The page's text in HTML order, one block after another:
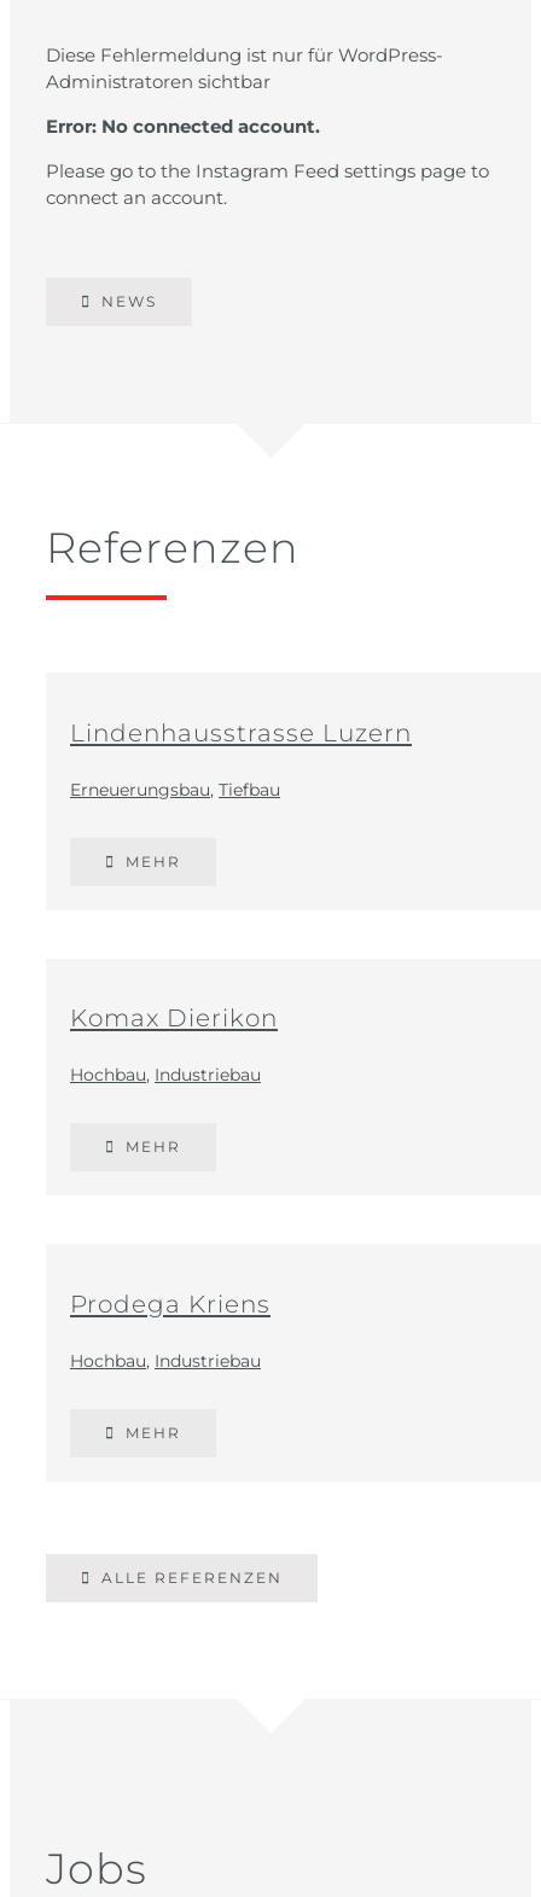
Diese Fehlermeldung ist nur für WordPress-
Administratoren sichtbar
Error: No connected account.
Please go to the Instagram Feed settings page to
connect an account.
NEWS
Referenzen
Lindenhausstrasse Luzern
Erneuerungsbau, Tiefbau
MEHR
Komax Dierikon
Hochbau, Industriebau
MEHR
Prodega Kriens
Hochbau, Industriebau
MEHR
ALLE REFERENZEN
Jobs